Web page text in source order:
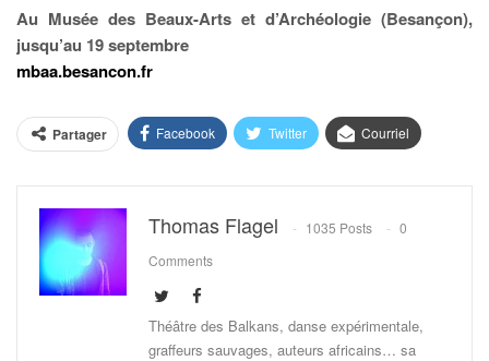
Au Musée des Beaux-Arts et d’Archéologie (Besançon),
jusqu’au 19 septembre
mbaa.besancon.fr
Partager Facebook Twitter Courriel
Thomas Flagel 1035 Posts
0
Comments
Théâtre des Balkans, danse expérimentale,
graffeurs sauvages, auteurs africains… sa